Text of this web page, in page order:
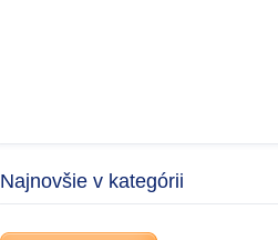
Najnovšie v kategórii